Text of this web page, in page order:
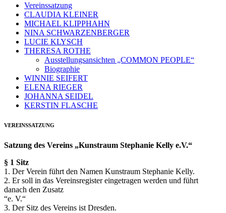
Vereinssatzung
CLAUDIA KLEINER
MICHAEL KLIPPHAHN
NINA SCHWARZENBERGER
LUCIE KLYSCH
THERESA ROTHE
Ausstellungsansichten „COMMON PEOPLE“
Biographie
WINNIE SEIFERT
ELENA RIEGER
JOHANNA SEIDEL
KERSTIN FLASCHE
VEREINSSATZUNG
Satzung des Vereins „Kunstraum Stephanie Kelly e.V.“
§ 1 Sitz
1. Der Verein führt den Namen Kunstraum Stephanie Kelly.
2. Er soll in das Vereinsregister eingetragen werden und führt
danach den Zusatz
“e. V.“
3. Der Sitz des Vereins ist Dresden.